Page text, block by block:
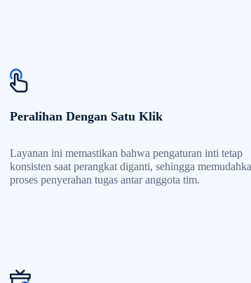
Peralihan Dengan Satu Klik
Layanan ini memastikan bahwa pengaturan inti tetap
konsisten saat perangkat diganti, sehingga
proses penyerahan tugas antar anggota tim.